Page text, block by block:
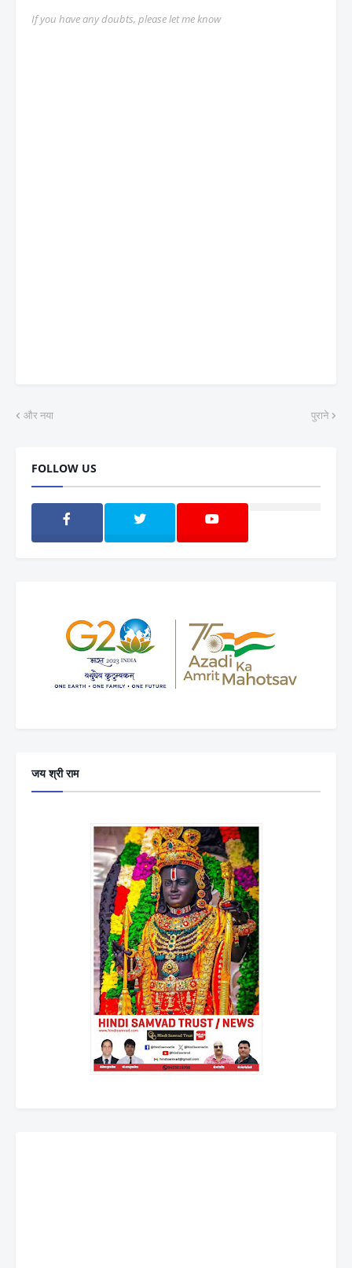
If you have any doubts, please let me know
और नया पुराने
FOLLOW US
जय श्री राम